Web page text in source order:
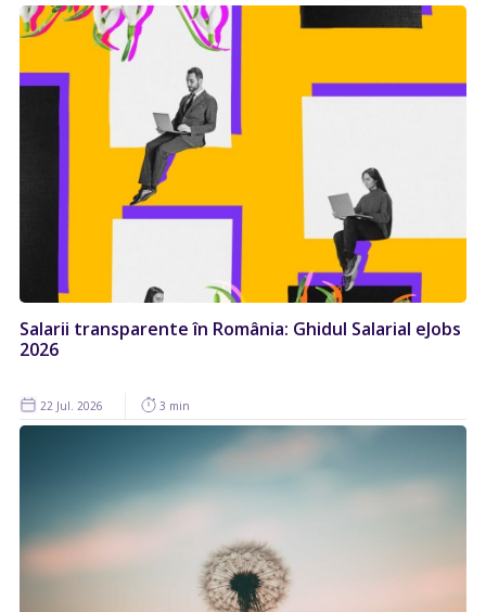
Salarii transparente în România: Ghidul Salarial eJobs
2026
22 Jul. 2026 3 min